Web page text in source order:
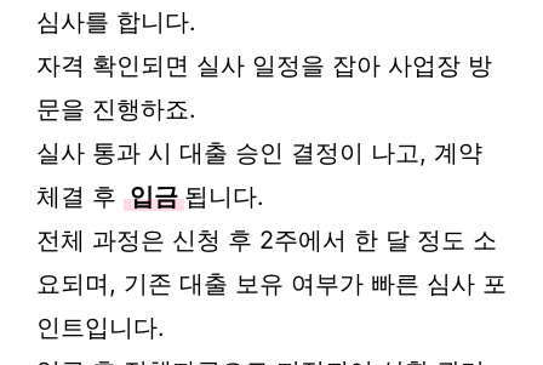
심사를 합니다.
자격 확인되면 실사 일정을 잡아 사업장 방
문을 진행하죠.
실사 통과 시 대출 승인 결정이 나고, 계약
체결 후 입금 됩니다.
전체 과정은 신청 후 2주에서 한 달 정도 소
요되며, 기존 대출 보유 여부가 빠른 심사 포
인트입니다.